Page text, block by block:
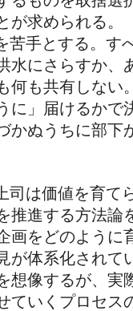
が求められる。
苦手とする。す
水にさらすか、
何も共有しない
に」届けるかで
かぬうちに部下
司は価値を育て
進する方法論
画をどのように
が体系化されて
想像するが、実
ていくプロセス